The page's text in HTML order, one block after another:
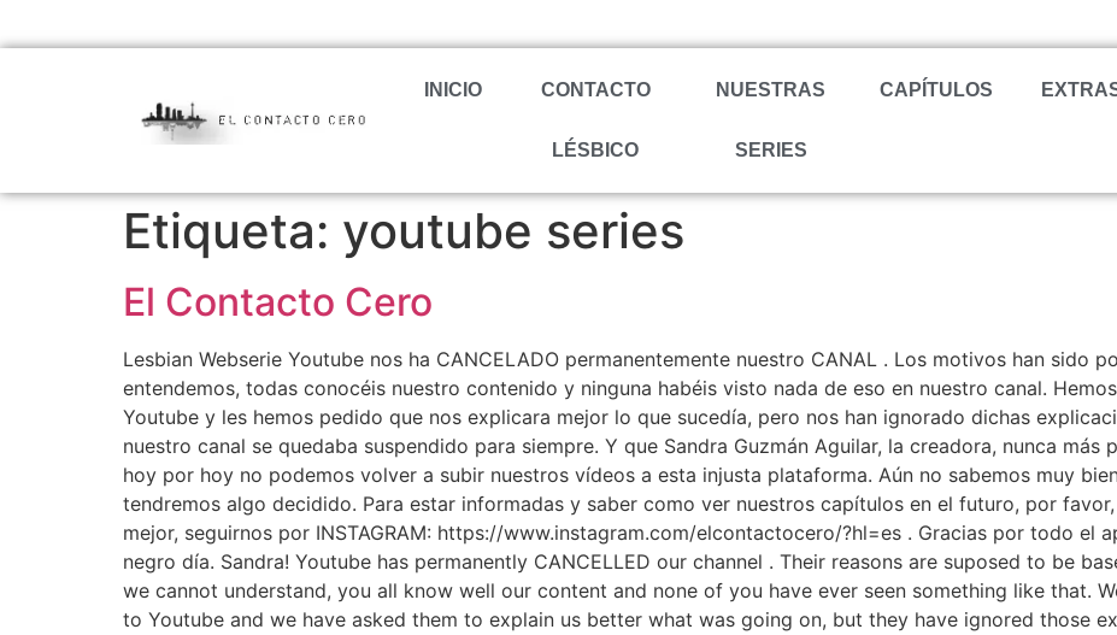
INICIO CONTACTO
LÉSBICO
NUESTRAS
SERIES
CAPÍTULOS
Etiqueta: youtube series
El Contacto Cero
Lesbian Webserie Youtube nos ha CANCELADO permanentemente nuestro CANAL . Los motivos han sido
entendemos, todas conocéis nuestro contenido y ninguna habéis visto nada de eso en nuestro canal.
Youtube y les hemos pedido que nos explicara mejor lo que sucedía, pero nos han ignorado dichas
nuestro canal se quedaba suspendido para siempre. Y que Sandra Guzmán Aguilar, la creadora, nunca más
hoy por hoy no podemos volver a subir nuestros vídeos a esta injusta plataforma. Aún no sabemos muy
tendremos algo decidido. Para estar informadas y saber como ver nuestros capítulos en el futuro, por
mejor, seguirnos por INSTAGRAM: https://www.instagram.com/elcontactocero/?hl=es . Gracias por todo el
negro día. Sandra! Youtube has permanently CANCELLED our channel . Their reasons are suposed to be
we cannot understand, you all know well our content and none of you have ever seen something like that.
to Youtube and we have asked them to explain us better what was going on, but they have ignored those